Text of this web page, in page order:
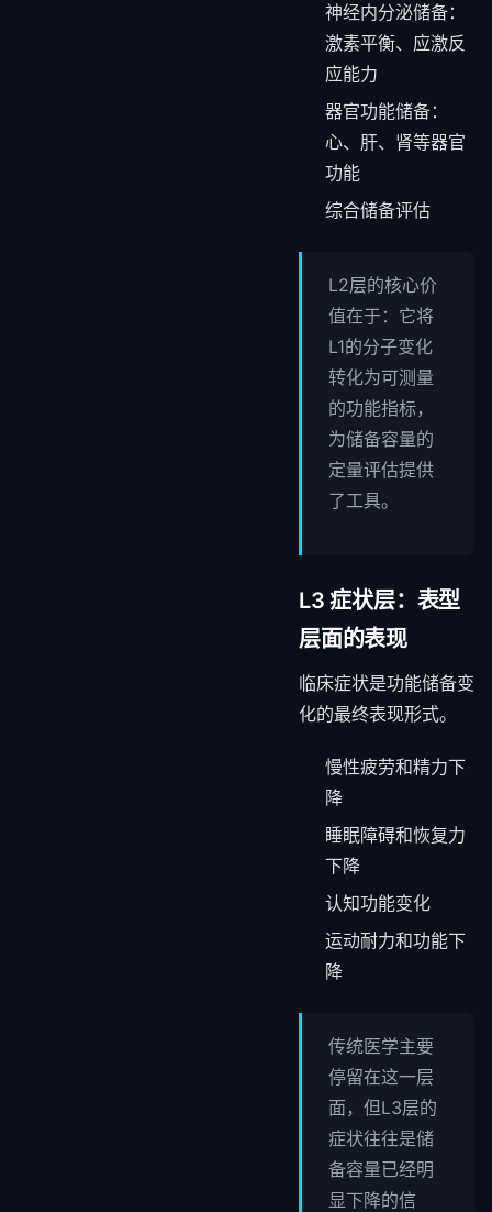
神经内分泌储备：
激素平衡、应激反
应能力
器官功能储备：
心、肝、肾等器官
功能
综合储备评估
L2层的核心价
值在于：它将
L1的分子变化
转化为可测量
的功能指标，
为储备容量的
定量评估提供
了工具。
L3 症状层：表型
层面的表现
临床症状是功能储备变
化的最终表现形式。
慢性疲劳和精力下
降
睡眠障碍和恢复力
下降
认知功能变化
运动耐力和功能下
降
传统医学主要
停留在这一层
面，但L3层的
症状往往是储
备容量已经明
显下降的信